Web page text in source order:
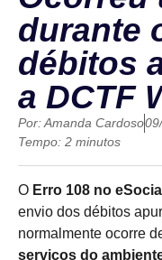
durante
débitos
a DCTF
Por:Amanda Cardoso
Tempo: 2 minutos
O Erro 108 no eSocial
envio dos débitos
normalmente ocorre
serviços do